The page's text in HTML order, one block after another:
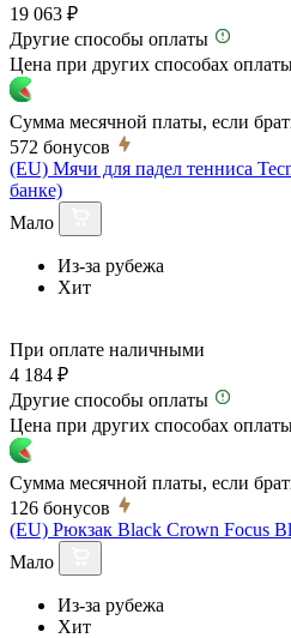
19 063 ₽
Другие способы оплаты
Цена при других способах
Сумма месячной платы, если
572 бонусов
(EU) Мячи для падел тенниса
банке)
Мало
Из-за рубежа
Хит
При оплате наличными
4 184 ₽
Другие способы оплаты
Цена при других способах
Сумма месячной платы, если
126 бонусов
(EU) Рюкзак Black Crown Focus
Мало
Из-за рубежа
Хит